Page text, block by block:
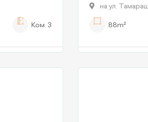
Ком. 3
на ул.
88m²